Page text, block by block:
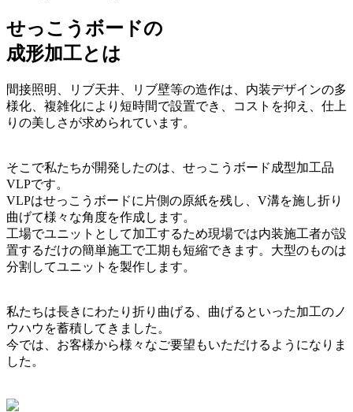
せっこうボードの
成形加工とは
間接照明、リブ天井、リブ壁等の造作は、内装デザインの多
様化、複雑化により短時間で設置でき、コストを抑え、仕上
りの美しさが求められています。
そこで私たちが開発したのは、せっこうボード成型加工品
VLPです。
VLPはせっこうボードに片側の原紙を残し、V溝を施し折り
曲げて様々な角度を作成します。
工場でユニットとして加工するため現場では内装施工者が設
置するだけの簡単施工で工期も短縮できます。大型のものは
分割してユニットを製作します。
私たちは長きにわたり折り曲げる、曲げるといった加工のノ
ウハウを蓄積してきました。
今では、お客様から様々なご要望もいただけるようになりま
した。